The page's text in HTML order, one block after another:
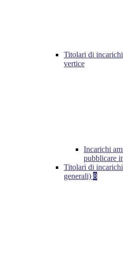
Titolari di
vertice
Incarichi
pubblicare
Titolari di
generali) 8